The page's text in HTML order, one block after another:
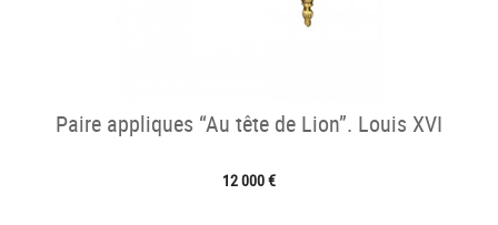
Paire appliques “Au tête de Lion”. Louis XVI
12 000 €